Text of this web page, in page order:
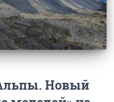
Новый